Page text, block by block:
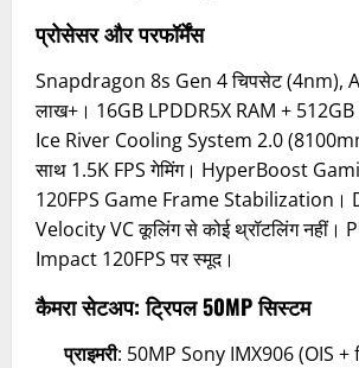
प्रोसेसर और परफॉर्मेंस
Snapdragon 8s Gen 4 चिपसेट (4nm),
लाख+। 16GB LPDDR5X RAM + 512GB
Ice River Cooling System 2.0
साथ 1.5K FPS गेमिंग। HyperBoost
120FPS Game Frame Stabilization।
Velocity VC कूलिंग से कोई थ्रॉटलिंग नहीं।
Impact 120FPS पर स्मूद।
कैमरा सेटअप: ट्रिपल 50MP सिस्टम
प्राइमरी: 50MP Sony IMX906 (OIS +